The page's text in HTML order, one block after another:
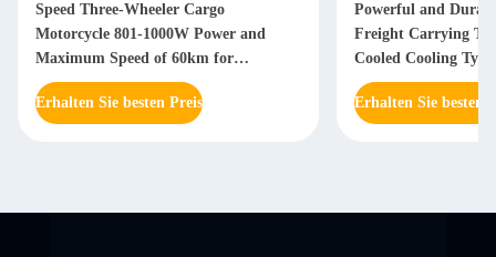
Speed Three-Wheeler Cargo
Motorcycle 801-1000W Power and
Maximum Speed of 60km for
Transport Needs
Erhalten Sie besten Preis
Powerful and
Freight Carrying
Cooled Cooling Type
Erhalten Sie besten